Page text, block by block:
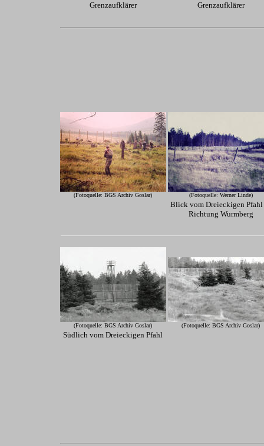
Grenzaufklärer Grenzaufklärer
(Fotoquelle: BGS Archiv Goslar) (Fotoquelle: Werner Linde)
Blick vom Dreieckigen
Richtung Wurmberg
(Fotoquelle: BGS Archiv Goslar) (Fotoquelle: BGS Archiv Goslar)
Südlich vom Dreieckigen Pfahl